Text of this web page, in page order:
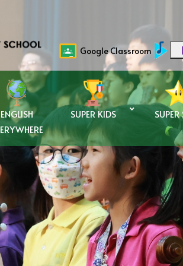
Google Classroom
ENGLISH
SUPER KIDS SUPER